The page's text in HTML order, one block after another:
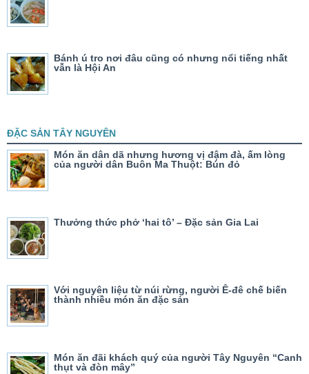
Bánh ú tro nơi đâu cũng có nhưng nổi tiếng nhất
vẫn là Hội An
ĐẶC SẢN TÂY NGUYÊN
Món ăn dân dã nhưng hương vị đậm đà, ấm lòng
của người dân Buôn Ma Thuột: Bún đỏ
Thưởng thức phở ‘hai tô’ – Đặc sản Gia Lai
Với nguyên liệu từ núi rừng, người Ê-đê chế biến
thành nhiều món ăn đặc sản
Món ăn đãi khách quý của người Tây Nguyên “Canh
thụt và đòn mây”